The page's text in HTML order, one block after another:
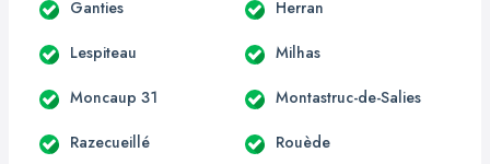
Ganties Herran
Lespiteau Milhas
Moncaup 31 Montastruc-de-Salies
Razecueillé Rouède